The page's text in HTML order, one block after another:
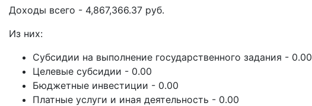
Доходы всего - 4,867,366.37 руб.
Из них:
Субсидии на выполнение государственного задания - 0.00
Целевые субсидии - 0.00
Бюджетные инвестиции - 0.00
Платные услуги и иная деятельность - 0.00